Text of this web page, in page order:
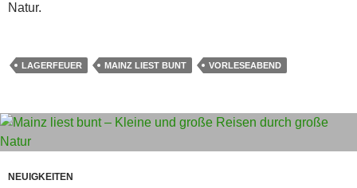
Natur.
LAGERFEUER MAINZ LIEST BUNT VORLESEABEND
NEUIGKEITEN